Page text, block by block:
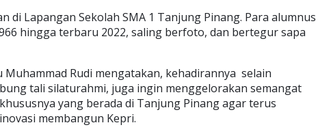
di Lapangan Sekolah SMA 1 Tanjung Pinang. Para alumnus
hingga terbaru 2022, saling berfoto, dan bertegur sapa
Muhammad Rudi mengatakan, kehadirannya selain
tali silaturahmi, juga ingin menggelorakan semangat
yang berada di Tanjung Pinang agar terus
membangun Kepri.